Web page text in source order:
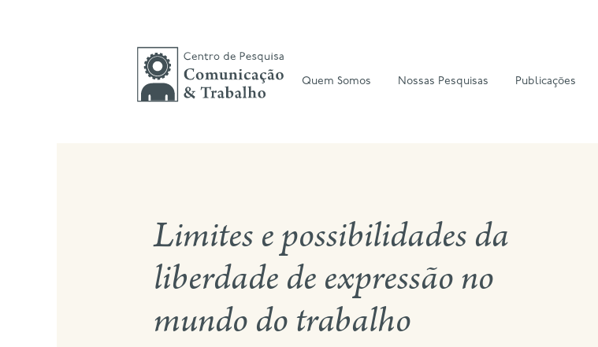
Quem Somos Nossas Pesquisas Publicações
Limites e possibilidades da
liberdade de expressão no
mundo do trabalho